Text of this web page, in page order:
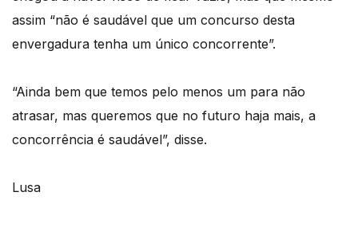
assim “não é saudável que um concurso desta
envergadura tenha um único concorrente”.
“Ainda bem que temos pelo menos um para não
atrasar, mas queremos que no futuro haja mais, a
concorrência é saudável”, disse.
Lusa